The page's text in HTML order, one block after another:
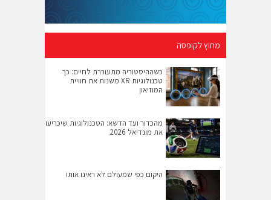
מחוץ לקופסה
כשההיסטוריה מתעוררת לחיים: כך
טכנולוגיות XR משנות את חוויית
המוזיאון
מהכדור ועד הדשא: הטכנולוגיות שיכריעו
את מונדיאל 2026
היקום כפי שמעולם לא ראינו אותו